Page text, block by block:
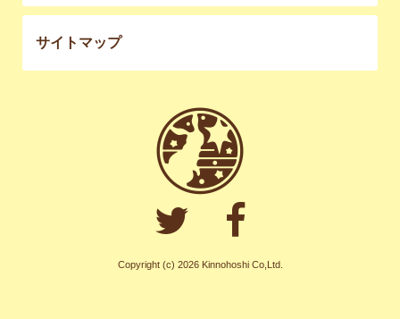
サイトマップ
Copyright (c) 2026 Kinnohoshi Co,Ltd.